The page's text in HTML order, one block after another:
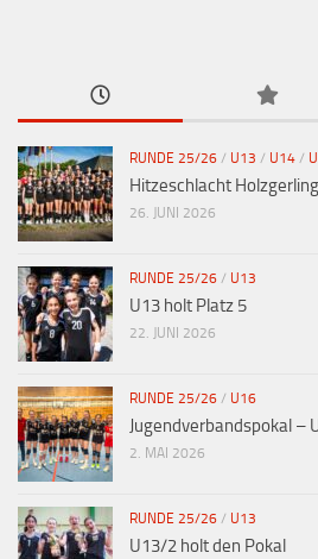
RUNDE 25/26 / U13 / U14 /
Hitzeschlacht
26. JUNI 2026
RUNDE 25/26 / U13
U13 holt Platz 5
22. JUNI 2026
RUNDE 25/26 / U16
Jugendverbandspokal –
2. MAI 2026
RUNDE 25/26 / U13
U13/2 holt den Pokal